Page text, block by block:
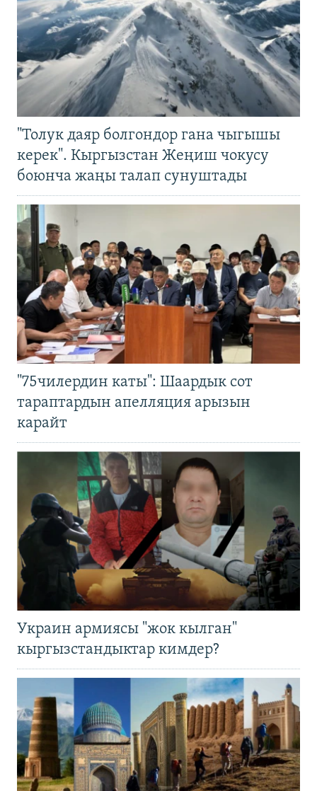
"Толук даяр болгондор гана чыгышы
керек". Кыргызстан Жеңиш чокусу
боюнча жаңы талап сунуштады
"75чилердин каты": Шаардык сот
тараптардын апелляция арызын
карайт
Украин армиясы "жок кылган"
кыргызстандыктар кимдер?